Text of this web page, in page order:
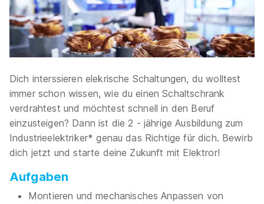
Dich interssieren elekrische Schaltungen, du wolltest
immer schon wissen, wie du einen Schaltschrank
verdrahtest und möchtest schnell in den Beruf
einzusteigen? Dann ist die 2 - jährige Ausbildung zum
Industrieelektriker* genau das Richtige für dich. Bewirb
dich jetzt und starte deine Zukunft mit Elektror!
Aufgaben
Montieren und mechanisches Anpassen von